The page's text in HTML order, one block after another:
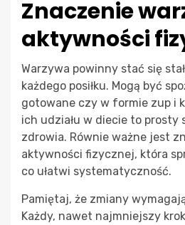
Znaczenie
aktywności
Warzywa powinny stać się
każdego posiłku. Mogą być
gotowane czy w formie zup i
ich udziału w diecie to prosty
zdrowia. Równie ważne jest
aktywności fizycznej, która
co ułatwi systematyczność.
Pamiętaj, że zmiany
Każdy, nawet najmniejszy